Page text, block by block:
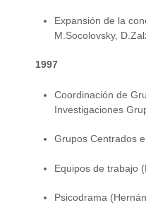
Expansión de la
M.Socolovsky,
1997
Coordinación de
Investigaciones
Grupos Centrados
Equipos de trabajo
Psicodrama